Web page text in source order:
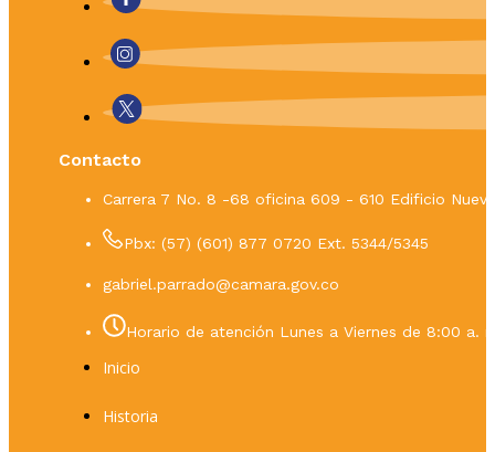
Contacto
Carrera 7 No. 8 -68 oficina 609 - 610 Edificio
Pbx: (57) (601) 877 0720 Ext. 5344/5345
gabriel.parrado@camara.gov.co
Horario de atención Lunes a Viernes de 8:00 a.
Inicio
Historia